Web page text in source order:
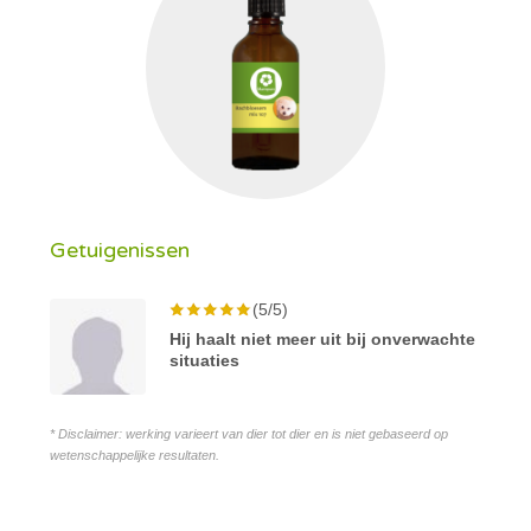
Getuigenissen
(5/5)
Hij haalt niet meer uit bij onverwachte
situaties
* Disclaimer: werking varieert van dier tot dier en is niet gebaseerd op
wetenschappelijke resultaten.